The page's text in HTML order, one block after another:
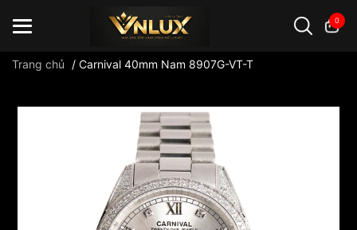
0
Đồng hồ casio đồng hồ G-Shock đồng hồ Orient ...
Trang chủ / Carnival 40mm Nam 8907G-VT-T